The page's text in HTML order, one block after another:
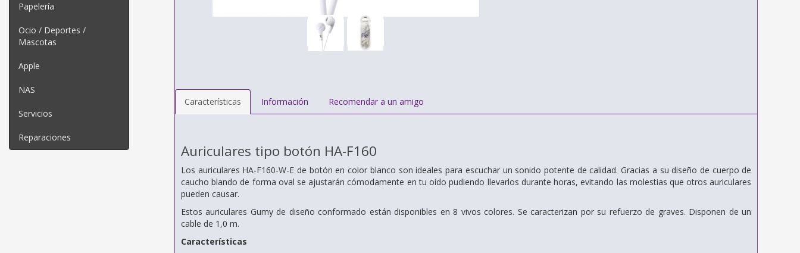
Papelería
Ocio / Deportes /
Mascotas
Apple
NAS
Servicios
Reparaciones
Características Información Recomendar a un amigo
Auriculares tipo botón HA-F160
Los auriculares HA-F160-W-E de botón en color blanco son ideales para escuchar un sonido potente de calidad. Gracias a su diseño de cuerpo de
caucho blando de forma oval se ajustarán cómodamente en tu oído pudiendo llevarlos durante horas, evitando las molestias que otros auriculares
pueden causar.
Estos auriculares Gumy de diseño conformado están disponibles en 8 vivos colores. Se caracterizan por su refuerzo de graves. Disponen de un
cable de 1,0 m.
Características